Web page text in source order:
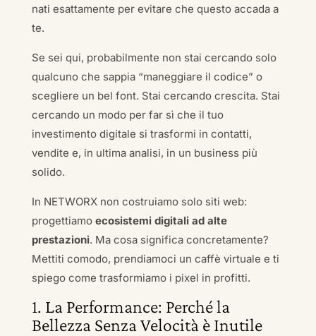
nati esattamente per evitare che questo accada a
te.
Se sei qui, probabilmente non stai cercando solo
qualcuno che sappia “maneggiare il codice” o
scegliere un bel font. Stai cercando crescita. Stai
cercando un modo per far sì che il tuo
investimento digitale si trasformi in contatti,
vendite e, in ultima analisi, in un business più
solido.
In NETWORX non costruiamo solo siti web:
progettiamo ecosistemi digitali ad alte
prestazioni. Ma cosa significa concretamente?
Mettiti comodo, prendiamoci un caffè virtuale e ti
spiego come trasformiamo i pixel in profitti.
1. La Performance: Perché la
Bellezza Senza Velocità è Inutile